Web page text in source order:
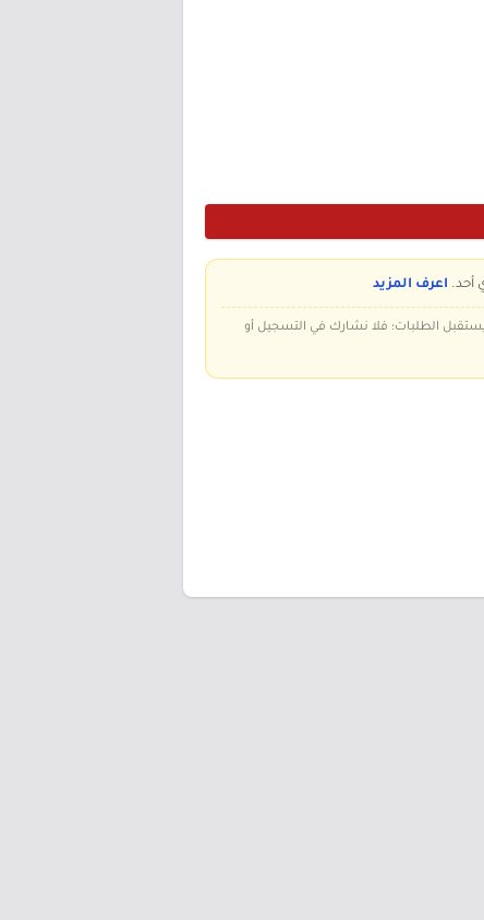
أحد. اعرف المزيد
الطلبات؛ فلا نشارك في التسجيل أو